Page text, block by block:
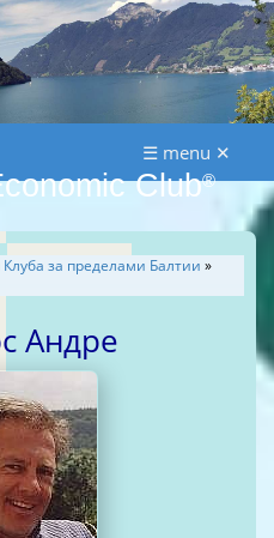
Club®
☰ menu ✕
Члены Клуба за пределами Балтии »
Андре